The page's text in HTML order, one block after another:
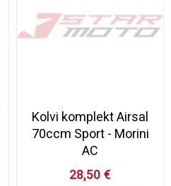
Kolvi komplekt Airsal
70ccm Sport - Morini
AC
28,50 €